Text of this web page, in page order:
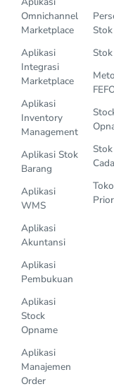
Omnichannel
Marketplace
Aplikasi
Integrasi
Marketplace
Aplikasi
Inventory
Management
Aplikasi Stok
Barang
Aplikasi
WMS
Aplikasi
Akuntansi
Aplikasi
Pembukuan
Aplikasi
Stock
Opname
Aplikasi
Manajemen
Order
Stok
Stok
Toko